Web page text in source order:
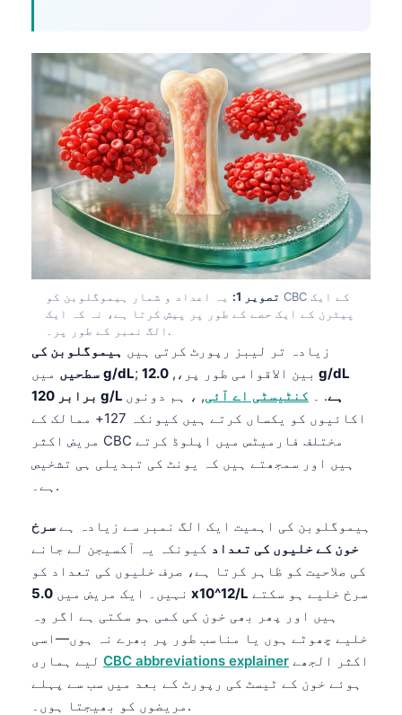
تصویر 1:
یہ اعداد و شمار ہیموگلوبن کو CBC کے ایک
پیٹرن کے ایک حصے کے طور پر پیش کرتا ہے، نہ کہ ایک
الگ نمبر کے طور پر۔.
زیادہ تر لیبز رپورٹ کرتی ہیں ہیموگلوبن کی
سطحیں g/dL ; بین الاقوامی طور پر،, 12.0 g/dL
برابر 120 g/L ہے. ۔ کنٹیسٹی اے آئی, ، ہم دونوں
اکائیوں کو یکساں کرتے ہیں کیونکہ 127+ ممالک کے
مریض اکثر CBC مختلف فارمیٹس میں اپلوڈ کرتے
ہیں اور سمجھتے ہیں کہ یونٹ کی تبدیلی ہی تشخیص
ہے۔.
ہیموگلوبن کی اہمیت ایک الگ نمبر سے زیادہ ہے سرخ
خون کے خلیوں کی تعداد کیونکہ یہ آکسیجن لے جانے
کی صلاحیت کو ظاہر کرتا ہے، صرف خلیوں کی تعداد کو
نہیں۔ ایک مریض میں 5.0 x10^12/L
ہیں اور پھر بھی خون کی کمی ہو سکتی ہے اگر وہ
خلیے چھوٹے ہوں یا مناسب طور پر بھرے نہ ہوں—اسی
CBC abbreviations explainer
ہوئے خون کے ٹیسٹ کی رپورٹ کے بعد میں سب سے پہلے
مریضوں کو بھیجتا ہوں۔.